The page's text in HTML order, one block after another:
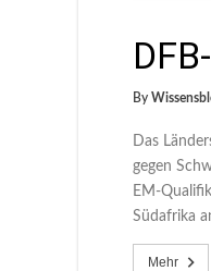
By
Das
gegen
EM-
Südafrika
Mehr